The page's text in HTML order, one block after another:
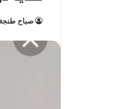
صباح طنجة